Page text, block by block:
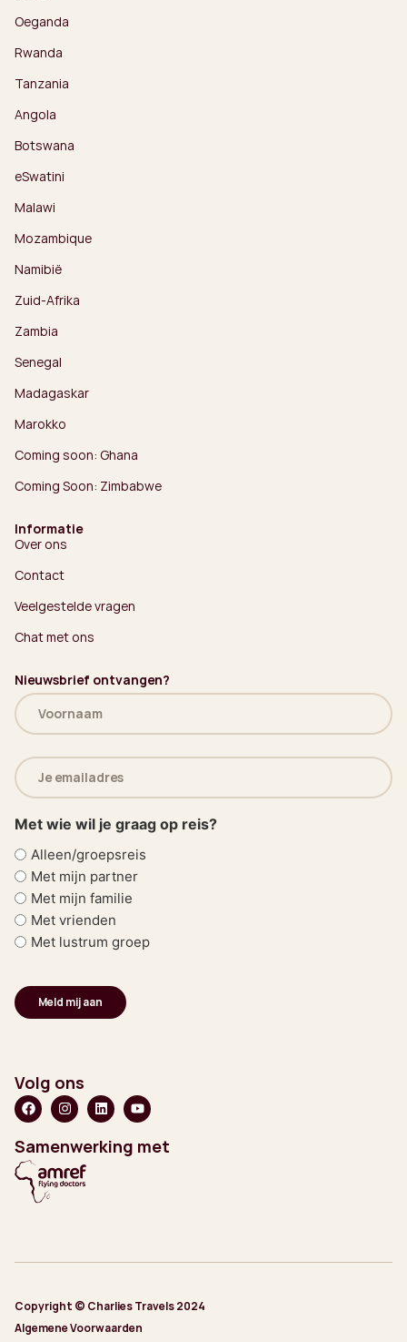
Oeganda
Rwanda
Tanzania
Angola
Botswana
eSwatini
Malawi
Mozambique
Namibië
Zuid-Afrika
Zambia
Senegal
Madagaskar
Marokko
Coming soon: Ghana
Coming Soon: Zimbabwe
Informatie
Over ons
Contact
Veelgestelde vragen
Chat met ons
Nieuwsbrief ontvangen?
Naam
(Vereist)
E-
mailadres
(Vereist)
Met wie wil je graag op reis?
Alleen/groepsreis
Met mijn partner
Met mijn familie
Met vrienden
Met lustrum groep
Volg ons
Samenwerking met
Copyright © Charlies Travels 2024
Algemene Voorwaarden